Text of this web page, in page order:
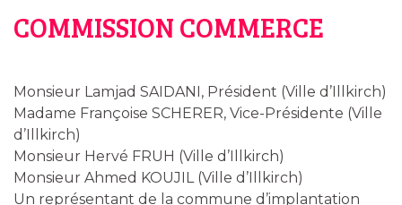
COMMISSION COMMERCE
Monsieur Lamjad SAIDANI, Président (Ville d’Illkirch)
Madame Françoise SCHERER, Vice-Présidente (Ville
d’Illkirch)
Monsieur Hervé FRUH (Ville d’Illkirch)
Monsieur Ahmed KOUJIL (Ville d’Illkirch)
Un représentant de la commune d’implantation